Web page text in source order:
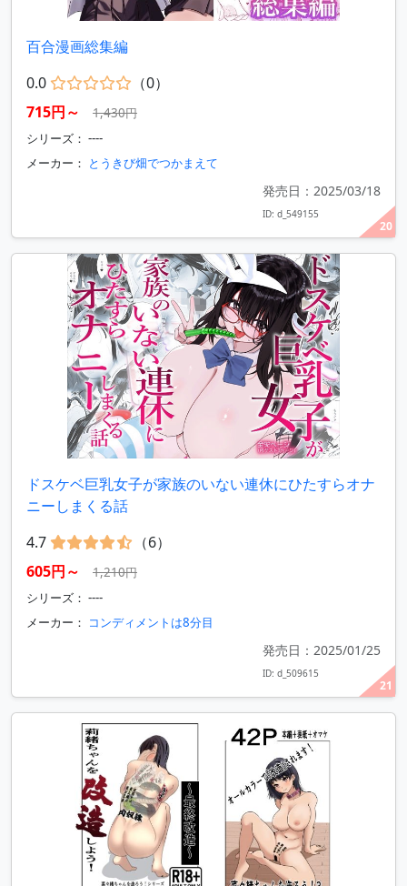
20
百合漫画総集編
0.0
（0）
715円～
1,430円
シリーズ： ----
メーカー： とうきび畑でつかまえて
発売日：2025/03/18
ID: d_549155
21
ドスケベ巨乳女子が家族のいない連休にひたすらオナ
ニーしまくる話
4.7
（6）
605円～
1,210円
シリーズ： ----
メーカー： コンディメントは8分目
発売日：2025/01/25
ID: d_509615